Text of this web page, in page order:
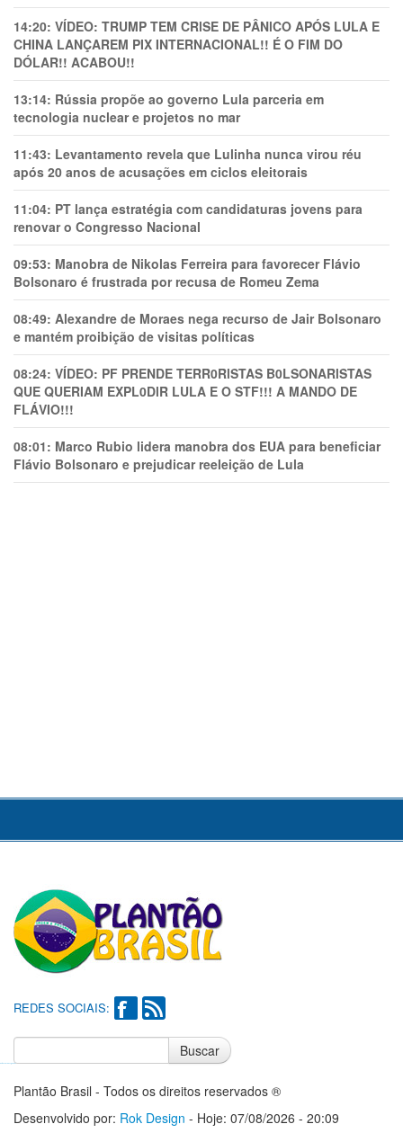
14:20: VÍDEO: TRUMP TEM CRlSE DE PÂNlCO APÓS LULA E
CHINA LANÇAREM PIX INTERNACIONAL!! É O FIM DO
DÓLAR!! ACABOU!!
13:14: Rússia propõe ao governo Lula parceria em
tecnologia nuclear e projetos no mar
11:43: Levantamento revela que Lulinha nunca virou réu
após 20 anos de acusações em ciclos eleitorais
11:04: PT lança estratégia com candidaturas jovens para
renovar o Congresso Nacional
09:53: Manobra de Nikolas Ferreira para favorecer Flávio
Bolsonaro é frustrada por recusa de Romeu Zema
08:49: Alexandre de Moraes nega recurso de Jair Bolsonaro
e mantém proibição de visitas políticas
08:24: VÍDEO: PF PRENDE TERR0RlSTAS B0LSONARlSTAS
QUE QUERIAM EXPL0DlR LULA E O STF!!! A MANDO DE
FLÁVIO!!!
08:01: Marco Rubio lidera manobra dos EUA para beneficiar
Flávio Bolsonaro e prejudicar reeleição de Lula
REDES SOCIAIS:
Buscar
Plantão Brasil - Todos os direitos reservados ®
Desenvolvido por: Rok Design - Hoje: 07/08/2026 - 20:09